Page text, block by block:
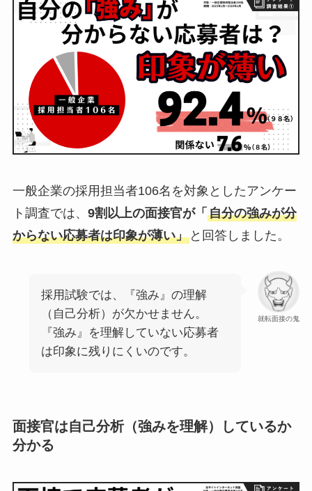
一般企業の採用担当者106名を対象としたアンケー
ト調査では、 9割以上の面接官が「 自分の強みが分
からない応募者は印象が薄い」と回答しました。
就転面接の鬼
採用試験では、『強み』の理解
（自己分析）が欠かせません。
『強み』を理解していない応募者
は印象に残りにくいのです。
面接官は自己分析（強みを理解）しているか
分かる